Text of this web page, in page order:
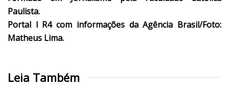
Paulista.
Portal l R4 com informações da Agência Brasil/Foto:
Matheus Lima.
Leia Também